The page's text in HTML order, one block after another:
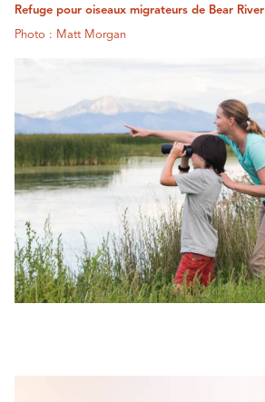
Refuge pour oiseaux migrateurs de Bear River
Photo : Matt Morgan